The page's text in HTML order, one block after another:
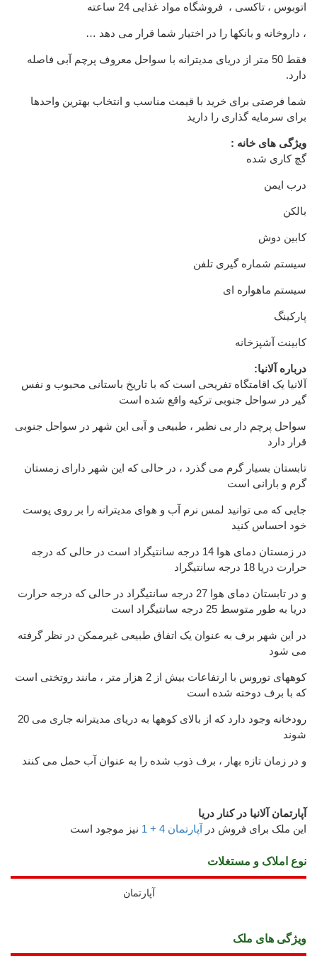
اتوبوس ، تاکسی ، فروشگاه مواد غذایی 24 ساعته
، داروخانه و بانکها را در اختیار شما قرار می دهد …
فقط 50 متر از دریای مدیترانه با سواحل معروف پرچم آبی فاصله
دارد.
شما فرصتی برای خرید با قیمت مناسب و انتخاب بهترین واحدها
برای سرمایه گذاری را دارید
ویژگی های خانه :
گچ کاری شده
درب ایمن
بالکن
کابین دوش
سیستم شماره گیری تلفن
سیستم ماهواره ای
پارکینگ
کابینت آشپزخانه
:درباره آلانیا
آلانیا یک اقامتگاه تفریحی است که با تاریخ باستانی محبوب و نفس
گیر در سواحل جنوبی ترکیه واقع شده است
سواحل پرچم دار بی نظیر ، طبیعی و آبی این شهر در سواحل جنوبی
قرار دارد
تابستان بسیار گرم می گذرد ، در حالی که این شهر دارای زمستان
گرم و بارانی است
جایی که می توانید لمس نرم آب و هوای مدیترانه را بر روی پوست
خود احساس کنید
در زمستان دمای هوا 14 درجه سانتیگراد است در حالی که درجه
حرارت دریا 18 درجه سانتیگراد
و در تابستان دمای هوا 27 درجه سانتیگراد در حالی که درجه حرارت
دریا به طور متوسط ​​25 درجه سانتیگراد است
در این شهر برف به عنوان یک اتفاق طبیعی غیرممکن در نظر گرفته
می شود
کوههای توروس با ارتفاعات بیش از 2 هزار متر ، مانند روتختی است
که با برف دوخته شده است
20 رودخانه وجود دارد که از بالای کوهها به دریای مدیترانه جاری می
شوند
و در زمان تازه بهار ، برف ذوب شده را به عنوان آب حمل می کنند
آپارتمان آلانیا در کنار دریا
این ملک برای فروش در آپارتمان 4 + 1 نیز موجود است
نوع املاک و مستغلات
آپارتمان
ويژگی های ملک